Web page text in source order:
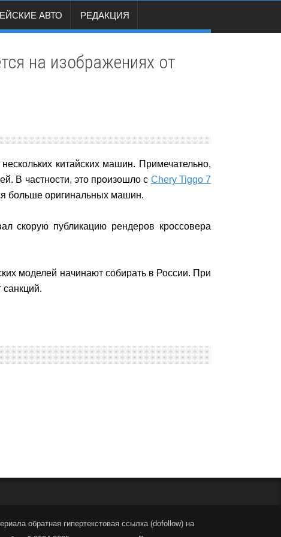
АВТО РЕДАКЦИЯ
на изображениях от
китайских машин. Примечательно,
В частности, это произошло с Chery Tiggo 7
больше оригинальных машин.
скорую публикацию рендеров кроссовера
моделей начинают собирать в России. При
санкций.
обратная гипертекстовая ссылка (dofollow) на